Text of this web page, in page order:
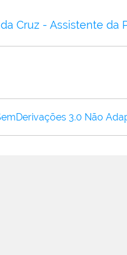
Cruz - Assistente da
3.0 Não